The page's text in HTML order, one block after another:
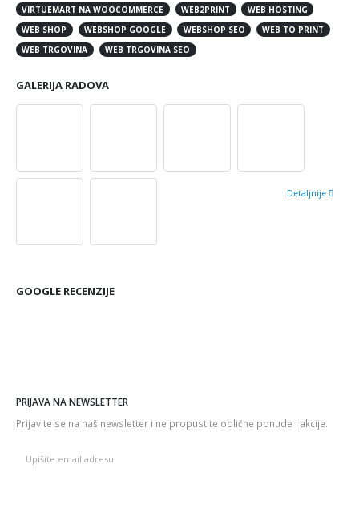
VIRTUEMART NA WOOCOMMERCE
WEB2PRINT
WEB HOSTING
WEB SHOP
WEBSHOP GOOGLE WEBSHOP SEO
WEB TO PRINT
WEB TRGOVINA
WEB TRGOVINA SEO
GALERIJA RADOVA
Detaljnije
GOOGLE RECENZIJE
PRIJAVA NA NEWSLETTER
Prijavite se na naš newsletter i ne propustite odlične ponude i akcije.